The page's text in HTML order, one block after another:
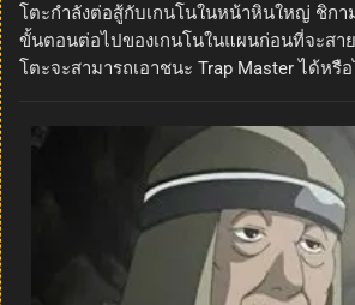
โตะกำลังต่อสู้กับเกนโนในหน้าหินใหญ่ ชิกา
ขั้นตอนต่อไปของเกนโนในแผนก่อนที่จะสา
โตะจะสามารถเอาชนะ Trap Master ได้หรื